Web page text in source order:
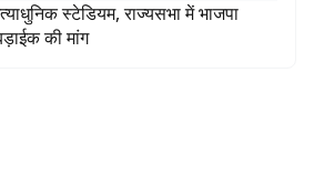
स्टेडियम, राज्यसभा में भाजपा
की मांग